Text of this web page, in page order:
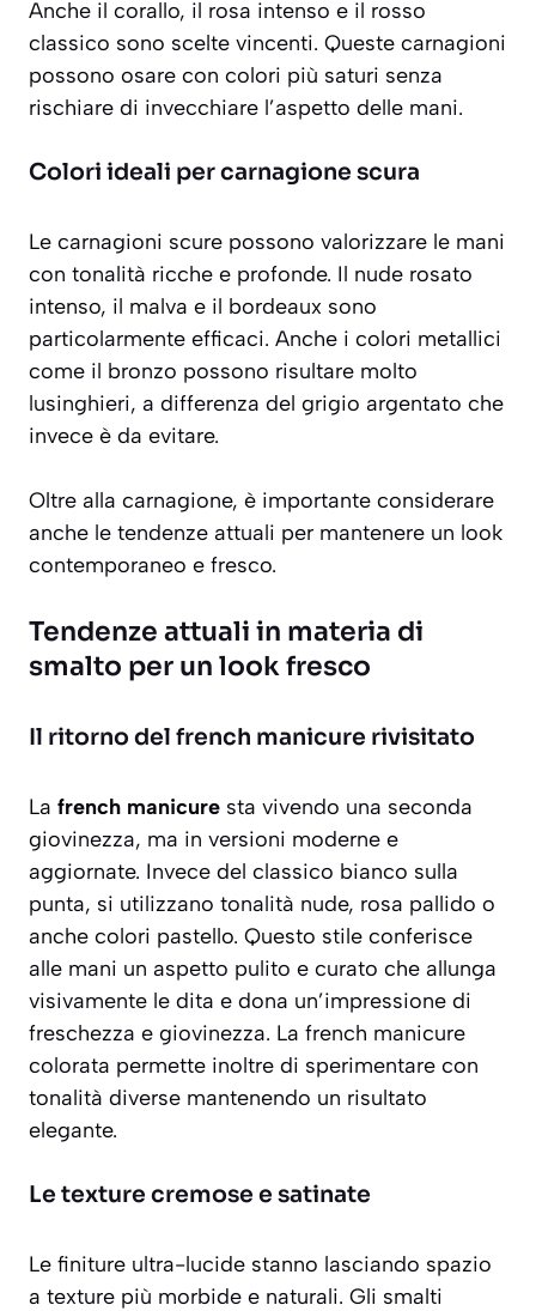
Anche il corallo, il rosa intenso e il rosso
classico sono scelte vincenti. Queste carnagioni
possono osare con colori più saturi senza
rischiare di invecchiare l’aspetto delle mani.
Colori ideali per carnagione scura
Le carnagioni scure possono valorizzare le mani
con tonalità ricche e profonde. Il nude rosato
intenso, il malva e il bordeaux sono
particolarmente efficaci. Anche i colori metallici
come il bronzo possono risultare molto
lusinghieri, a differenza del grigio argentato che
invece è da evitare.
Oltre alla carnagione, è importante considerare
anche le tendenze attuali per mantenere un look
contemporaneo e fresco.
Tendenze attuali in materia di
smalto per un look fresco
Il ritorno del french manicure rivisitato
La french manicure sta vivendo una seconda
giovinezza, ma in versioni moderne e
aggiornate. Invece del classico bianco sulla
punta, si utilizzano tonalità nude, rosa pallido o
anche colori pastello. Questo stile conferisce
alle mani un aspetto pulito e curato che allunga
visivamente le dita e dona un’impressione di
freschezza e giovinezza. La french manicure
colorata permette inoltre di sperimentare con
tonalità diverse mantenendo un risultato
elegante.
Le texture cremose e satinate
Le finiture ultra-lucide stanno lasciando spazio
a texture più morbide e naturali. Gli smalti